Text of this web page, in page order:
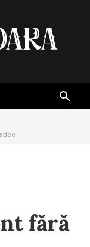
fără